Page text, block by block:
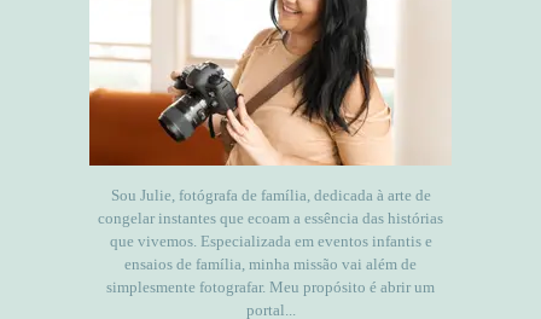
Sou Julie, fotógrafa de família, dedicada à arte de
congelar instantes que ecoam a essência das histórias
que vivemos. Especializada em eventos infantis e
ensaios de família, minha missão vai além de
simplesmente fotografar. Meu propósito é abrir um
portal...